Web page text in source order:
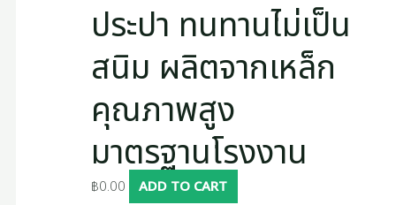
ประปา ทนทานไม่เป็น
สนิม ผลิตจากเหล็ก
คุณภาพสูง
มาตรฐานโรงงาน
฿0.00 ADD TO CART